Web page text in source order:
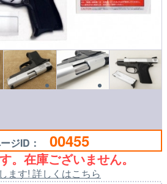
ジID： 00455
。在庫ございません。
ます! 詳しくはこちら